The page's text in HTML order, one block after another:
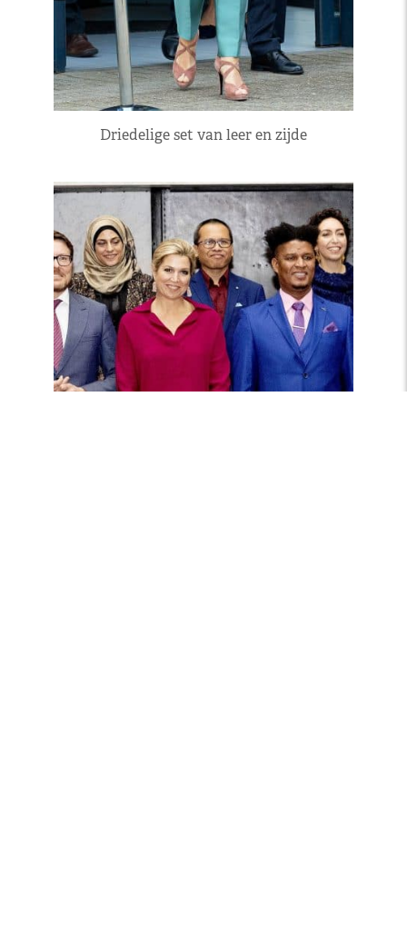
Driedelige set van leer en zijde